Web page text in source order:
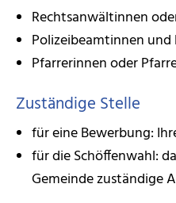
Rechtsanwältinnen
Polizeibeamtinnen
Pfarrerinnen oder
Zuständige Stelle
für eine Bewerbung:
für die Schöffenwahl:
Gemeinde zuständige